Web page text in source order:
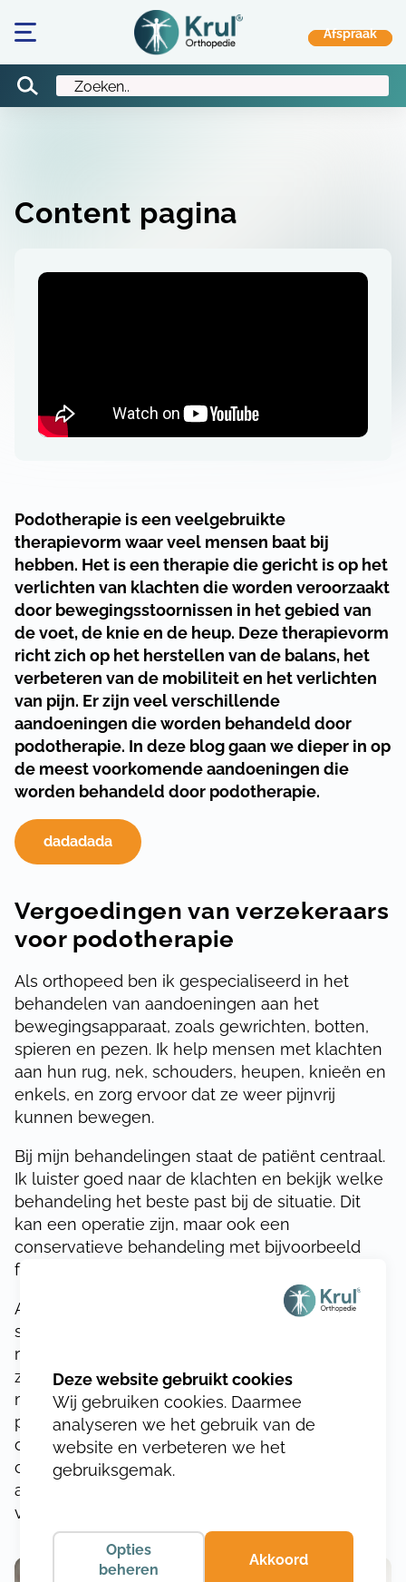
Content pagina
Podotherapie is een veelgebruikte
therapievorm waar veel mensen baat bij
hebben. Het is een therapie die gericht is op het
verlichten van klachten die worden veroorzaakt
door bewegingsstoornissen in het gebied van
de voet, de knie en de heup. Deze therapievorm
richt zich op het herstellen van de balans, het
verbeteren van de mobiliteit en het verlichten
van pijn. Er zijn veel verschillende
aandoeningen die worden behandeld door
podotherapie. In deze blog gaan we dieper in op
de meest voorkomende aandoeningen die
worden behandeld door podotherapie.
dadadada
Vergoedingen van verzekeraars
voor podotherapie
Als orthopeed ben ik gespecialiseerd in het
behandelen van aandoeningen aan het
bewegingsapparaat, zoals gewrichten, botten,
spieren en pezen. Ik help mensen met klachten
aan hun rug, nek, schouders, heupen, knieën en
enkels, en zorg ervoor dat ze weer pijnvrij
kunnen bewegen.
Bij mijn behandelingen staat de patiënt centraal.
Ik luister goed naar de klachten en bekijk welke
behandeling het beste past bij de situatie. Dit
kan een operatie zijn, maar ook een
conservatieve behandeling met bijvoorbeeld
fysiotherapie of medicatie.
Als orthopeed werk ik samen met andere
specialisten, zoals fysiotherapeuten,
revalidatieartsen en radiologen, om de beste
zorg te kunnen bieden aan mijn patiënten. Met
mijn kennis en ervaring zorg ik ervoor dat mijn
patiënten zo snel mogelijk herstellen en weer
optimaal kunnen functioneren. Neem gerust
contact met mij op als u last heeft van klachten
aan uw bewegingsapparaat, ik help u graag
verder.
Wij gebruiken cookies. Daarmee
analyseren we het gebruik van de
website en verbeteren we het
gebruiksgemak.
Opties
beheren
Akkoord